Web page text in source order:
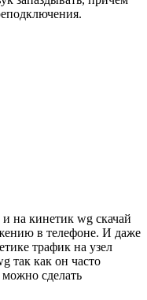
на кинетик wg скачай
в телефоне. И даже
трафик на узел
так как он часто
сделать